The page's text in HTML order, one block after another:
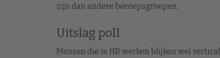
zijn dan andere beroepsgroepen.
Uitslag poll
Mensen die in HR werken blijken wel